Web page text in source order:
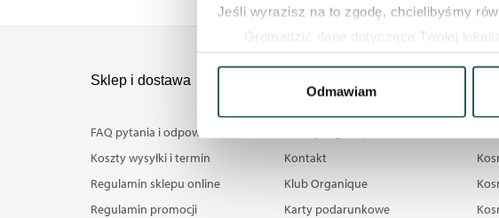
Jeśli wyrazisz na to zgodę, chcielibyśmy
Gromadzić dane dotyczące Twojej
Identyfikować Twoje urządzenie,
Dowiedz się więcej odnośnie tego, jak
Wykorzystujemy pliki cookie do wybranych
naszych witrynach. Informacje o tym, jak
aplikacji. Partnerzy mogą udostępniać te
Odmawiam
Sklep i dostawa
FAQ pytania i odpowiedzi
Koszty wysyłki i termin
Regulamin sklepu online
Regulamin promocji
Kontakt
Klub Organique
Karty podarunkowe